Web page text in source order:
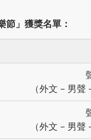
節」獲獎名單：
（外文 – 男
（外文 – 男